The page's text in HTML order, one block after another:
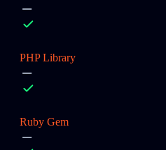
PHP Library
Ruby Gem